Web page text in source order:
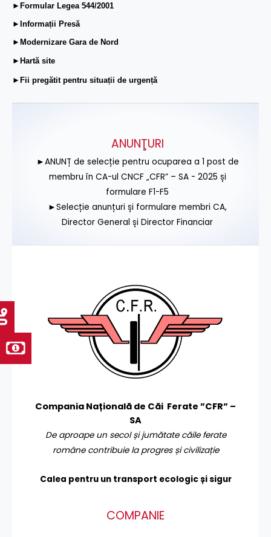
►Formular Legea 544/2001
►Informații Presă
►Modernizare Gara de Nord
►Hartă site
►Fii pregătit pentru situații de urgență
ANUNŢURI
►ANUNȚ de selecție pentru ocuparea a 1 post de
membru în CA-ul CNCF „CFR” – SA - 2025 și
formulare F1-F5
►Selecție anunțuri și formulare membri CA,
Director General și Director Financiar
Compania Națională de Căi Ferate ”CFR” –
SA
De aproape un secol și jumătate căile ferate
române contribuie la progres și civilizație
Calea pentru un transport ecologic și sigur
COMPANIE